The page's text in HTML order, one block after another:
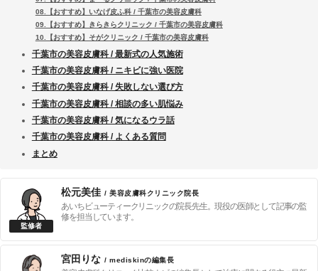
08.【おすすめ】いなげ皮ふ科 / 千葉市の美容皮膚科
09.【おすすめ】きらきらクリニック / 千葉市の美容皮膚科
10.【おすすめ】そがクリニック / 千葉市の美容皮膚科
千葉市の美容皮膚科 / 最新式の人気施術
千葉市の美容皮膚科 / ニキビに強い医院
千葉市の美容皮膚科 / 失敗しない選び方
千葉市の美容皮膚科 / 相談の多い肌悩み
千葉市の美容皮膚科 / 気になるウラ話
千葉市の美容皮膚科 / よくある質問
まとめ
松元美佳 / 美容皮膚科クリニック院長
あいちビューティークリニックの院長先生。現役の医師として記事の監
修を担当しています。
宮田りな / mediskinの編集長